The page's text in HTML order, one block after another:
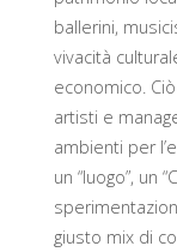
ballerini,
vivacità
economico.
artisti e
ambienti per
un “luogo”, un
giusto mix di